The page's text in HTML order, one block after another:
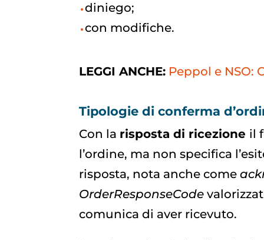
diniego;
con modifiche.
LEGGI ANCHE: Peppol e NSO:
Tipologie di conferma
Con la risposta di ricezione il
l’ordine, ma non specifica
risposta, nota anche come
OrderResponseCode
comunica di aver ricevuto.